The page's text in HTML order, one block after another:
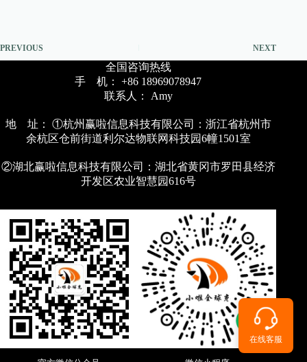
PREVIOUS NEXT
全国咨询热线
手 机： +86 18969078947
联系人： Amy
地 址： ①杭州赢啦信息科技有限公司：浙江省杭州市
余杭区仓前街道利尔达物联网科技园6幢1501室
②湖北赢啦信息科技有限公司：湖北省黄冈市罗田县经济
开发区农业智慧园616号
在线客服